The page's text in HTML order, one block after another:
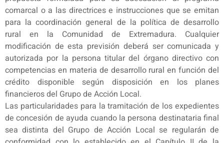
comarcal o a las directrices e instrucciones que se emitan
para la coordinación general de la política de desarrollo
rural en la Comunidad de Extremadura. Cualquier
modificación de esta previsión deberá ser comunicada y
autorizada por la persona titular del órgano directivo con
competencias en materia de desarrollo rural en función del
crédito disponible según disposición en los planes
financieros del Grupo de Acción Local.
Las particularidades para la tramitación de los expedientes
de concesión de ayuda cuando la persona destinataria final
sea distinta del Grupo de Acción Local se regularán de